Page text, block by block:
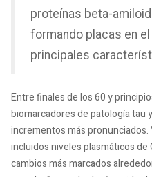
proteínas beta-
formando placas en
principales
Entre finales de los 60 y
biomarcadores de patología tau
incrementos más
incluidos niveles plasmáticos
cambios más marcados